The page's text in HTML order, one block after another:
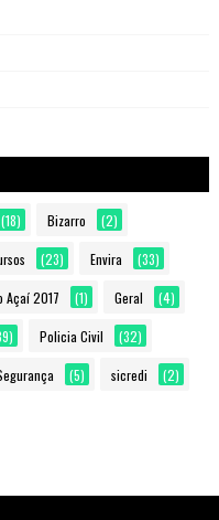
(18) Bizarro (2)
(23) Envira (33)
Açaí 2017 (1) Geral (4)
Policia Civil (32)
(5) sicredi (2)